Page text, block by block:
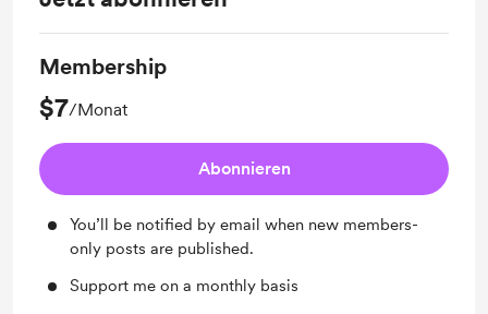
Membership
$7/Monat
Abonnieren
You’ll be notified by email when new members-
only posts are published.
Support me on a monthly basis